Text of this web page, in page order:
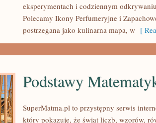
eksperymentach i codziennym
Polecamy Ikony Perfumeryjne i
postrzegana jako kulinarna mapa, w [
Podstawy
SuperMatma.pl to przystępny serwis
który pokazuje, że świat liczb, wzorów,